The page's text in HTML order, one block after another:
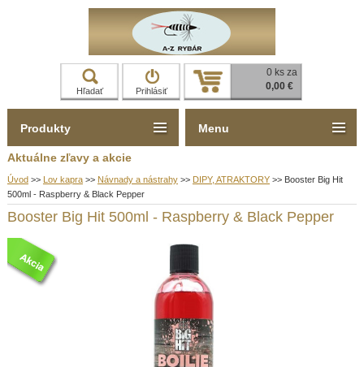
Hľadať Prihlásiť
0 ks za
0,00 €
Aktuálne zľavy a akcie
Úvod >> Lov kapra >> Návnady a nástrahy >> DIPY, ATRAKTORY >> Booster Big Hit
500ml - Raspberry & Black Pepper
Booster Big Hit 500ml - Raspberry & Black Pepper
Produkty Menu